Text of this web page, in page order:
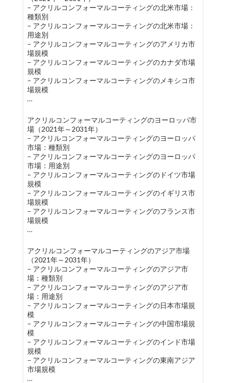
– アクリルコンフォーマルコーティングの北米市場：
種類別
– アクリルコンフォーマルコーティングの北米市場：
用途別
– アクリルコンフォーマルコーティングのアメリカ市
場規模
– アクリルコンフォーマルコーティングのカナダ市場
規模
– アクリルコンフォーマルコーティングのメキシコ市
場規模
…
アクリルコンフォーマルコーティングのヨーロッパ市
場（2021年～2031年）
– アクリルコンフォーマルコーティングのヨーロッパ
市場：種類別
– アクリルコンフォーマルコーティングのヨーロッパ
市場：用途別
– アクリルコンフォーマルコーティングのドイツ市場
規模
– アクリルコンフォーマルコーティングのイギリス市
場規模
– アクリルコンフォーマルコーティングのフランス市
場規模
…
アクリルコンフォーマルコーティングのアジア市場
（2021年～2031年）
– アクリルコンフォーマルコーティングのアジア市
場：種類別
– アクリルコンフォーマルコーティングのアジア市
場：用途別
– アクリルコンフォーマルコーティングの日本市場規
模
– アクリルコンフォーマルコーティングの中国市場規
模
– アクリルコンフォーマルコーティングのインド市場
規模
– アクリルコンフォーマルコーティングの東南アジア
市場規模
…